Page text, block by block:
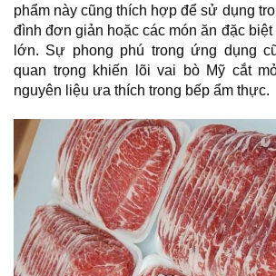
phẩm này cũng thích hợp để sử dụng
đình đơn giản hoặc các món ăn đặc
lớn. Sự phong phú trong ứng dụng
quan trọng khiến lõi vai bò Mỹ cắt
nguyên liệu ưa thích trong bếp ẩm thực.